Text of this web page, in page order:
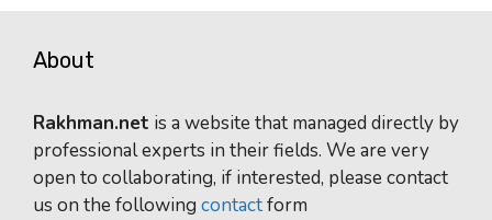
About
Rakhman.net is a website that managed directly by
professional experts in their fields. We are very
open to collaborating, if interested, please contact
us on the following contactform